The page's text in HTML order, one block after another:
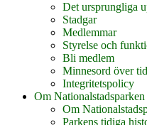
Det ursprungliga
Stadgar
Medlemmar
Styrelse och
Bli medlem
Minnesord över
Integritetspolicy
Om Nationalstadsparken
Om
Parkens tidiga